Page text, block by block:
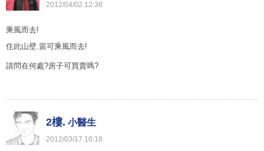
2012/04/02 12:36
乘風而去!
住此山壁.當可乘風而去!
請問在何處?房子可買賣嗎?
2樓. 小醫生
2012/03/17 10:18